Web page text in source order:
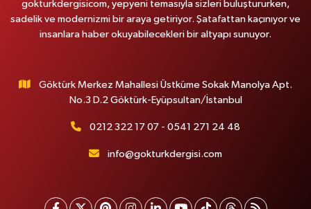
gokturkdergisicom, yepyeni temasıyla sizleri buluştururken,
sadelik ve modernizmi bir araya getiriyor. Şatafattan kaçınıyor ve
insanlara haber okuyabilecekleri bir altyapı sunuyor.
Göktürk Merkez Mahallesi Üstküme Sokak Manolya Apt.
No.3 D.2 Göktürk-Eyüpsultan/İstanbul
0212 322 17 07 - 0541 271 24 48
info@gokturkdergisi.com